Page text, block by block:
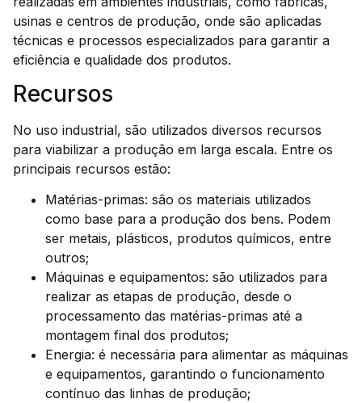
usinas e centros de produção, onde são aplicadas
técnicas e processos especializados para garantir a
eficiência e qualidade dos produtos.
Recursos
No uso industrial, são utilizados diversos recursos
para viabilizar a produção em larga escala. Entre os
principais recursos estão:
Matérias-primas: são os materiais utilizados
como base para a produção dos bens. Podem
ser metais, plásticos, produtos químicos, entre
outros;
Máquinas e equipamentos: são utilizados para
realizar as etapas de produção, desde o
processamento das matérias-primas até a
montagem final dos produtos;
Energia: é necessária para alimentar as máquinas
e equipamentos, garantindo o funcionamento
contínuo das linhas de produção;